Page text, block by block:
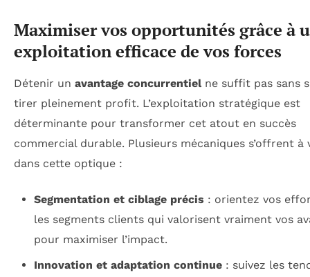
Maximiser vos opportunités grâce à
exploitation efficace de vos forces
Détenir un avantage concurrentielne suffit pas sans
tirer pleinement profit. L’exploitation stratégique est
déterminante pour transformer cet atout en succès
commercial durable. Plusieurs mécaniques s’offrent à
dans cette optique :
Segmentation et ciblage précis : orientez vos
les segments clients qui valorisent vraiment vos
pour maximiser l’impact.
Innovation et adaptation continue: suivez les